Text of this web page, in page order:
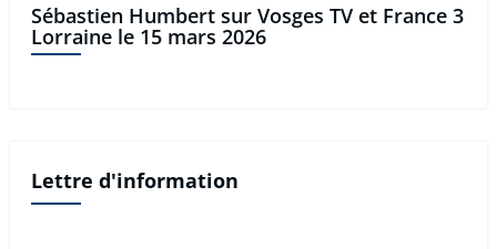
Sébastien Humbert sur Vosges TV et France 3
Lorraine le 15 mars 2026
Lettre d'information